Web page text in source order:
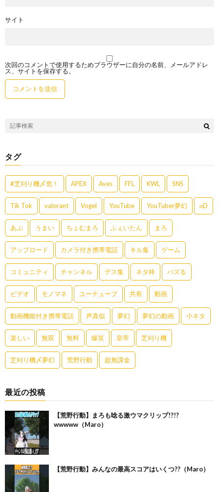
サイト
次回のコメントで使用するためブラウザーに自分の名前、メールアドレ
ス、サイトを保存する。
タグ
#芝刈り機〆危！ APEX Aves FFL KWL SNS
Tik Tok valorant Vogel YouTube YouTuber夢幻 αD
あぶ うまい ちょむまろ ふぇいたん まろ
アップロード カメラ付き携帯電話 キル集 ゲーム
コミュニティ チャンネル デス集 ネタ枠 バズる
ビデオ モノマネ ユーチューブ 共有 動画
動画機能付き携帯電話 声真似 夢幻 夢幻の動画 小ネタ
楽しい 無双 無料 爆笑 皇帝 芝刈り機
芝刈り機〆夢幻 荒野行動 超無課金
最近の投稿
【荒野行動】まろも唸る激ウマクリップ!?!?
wwwww（Maro）
【荒野行動】みんなの最高スコアはいくつ??（Maro）